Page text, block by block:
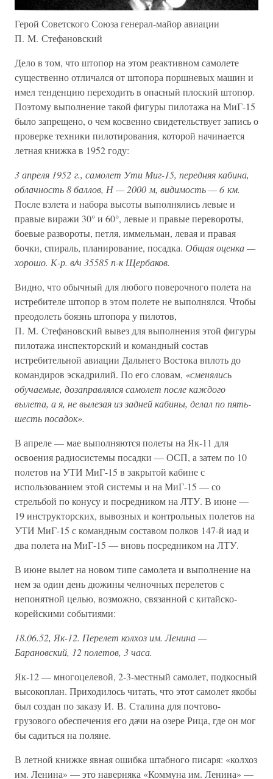
Герой Советского Союза генерал-майор авиации
П. М. Стефановский
Дело в том, что штопор на этом реактивном самолете
существенно отличался от штопора поршневых машин и
имел тенденцию переходить в опасный плоский штопор.
Поэтому выполнение такой фигуры пилотажа на МиГ-15
было запрещено, о чем косвенно свидетельствует запись о
проверке техники пилотирования, которой начинается
летная книжка в 1952 году:
3 апреля 1952 г., самолет Ути Миг-15, передняя кабина,
облачность 8 баллов, Н — 2000 м, видимость — 6 км.
После взлета и набора высоты выполнялись левые и
правые виражи 30° и 60°, левые и правые перевороты,
боевые развороты, петля, иммельман, левая и правая
бочки, спираль, планирование, посадка. Общая оценка —
хорошо. К-р. в/ч 35585 п-к Щербаков.
Видно, что обычный для любого поверочного полета на
истребителе штопор в этом полете не выполнялся. Чтобы
преодолеть боязнь штопора у пилотов,
П. М. Стефановский вывез для выполнения этой фигуры
пилотажа инспекторский и командный состав
истребительной авиации Дальнего Востока вплоть до
командиров эскадрилий. По его словам, «сменялись
обучаемые, дозаправлялся самолет после каждого
вылета, а я, не вылезая из задней кабины, делал по пять-
шесть посадок».
В апреле — мае выполняются полеты на Як-11 для
освоения радиосистемы посадки — ОСП, а затем по 10
полетов на УТИ МиГ-15 в закрытой кабине с
использованием этой системы и на МиГ-15 — со
стрельбой по конусу и посредником на ЛТУ. В июне —
19 инструкторских, вывозных и контрольных полетов на
УТИ МиГ-15 с командным составом полков 147-й иад и
два полета на МиГ-15 — вновь посредником на ЛТУ.
В июне вылет на новом типе самолета и выполнение на
нем за один день дюжины челночных перелетов с
непонятной целью, возможно, связанной с китайско-
корейскими событиями:
18.06.52, Як-12. Перелет колхоз им. Ленина —
Барановский, 12 полетов, 3 часа.
Як-12 — многоцелевой, 2-3-местный самолет, подкосный
высокоплан. Приходилось читать, что этот самолет якобы
был создан по заказу И. В. Сталина для почтово-
грузового обеспечения его дачи на озере Рица, где он мог
бы садиться на поляне.
В летной книжке явная ошибка штабного писаря: «колхоз
им. Ленина» — это наверняка «Коммуна им. Ленина» —